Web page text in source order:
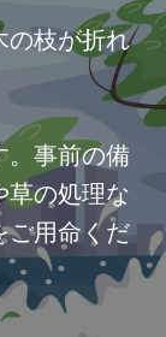
の枝が折れ
。事前の備
の処理な
ご用命くだ